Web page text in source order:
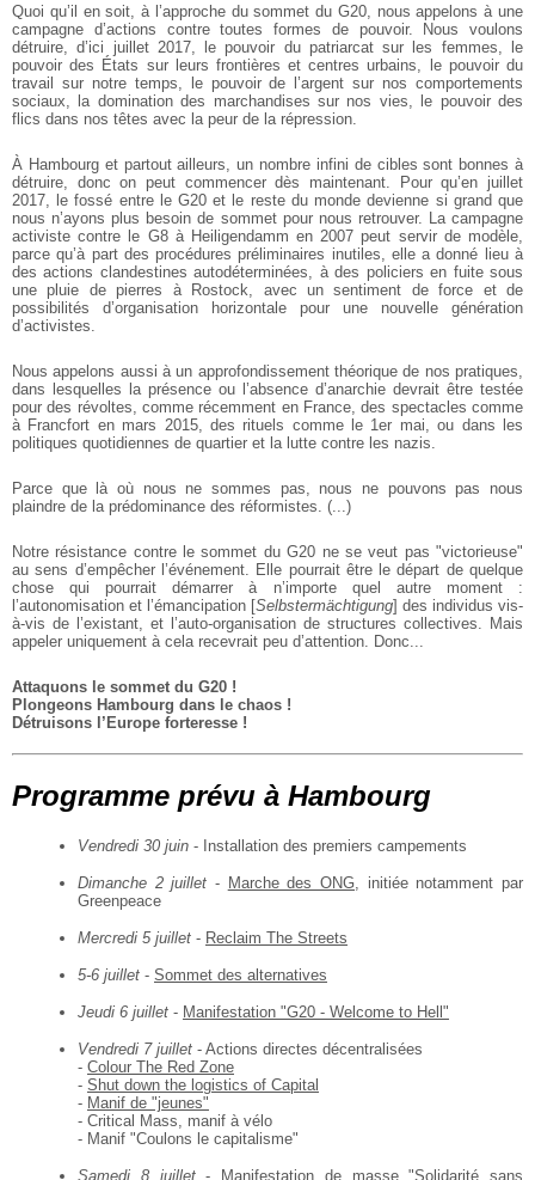
Quoi qu’il en soit, à l’approche du sommet du G20, nous appelons à une
campagne d’actions contre toutes formes de pouvoir. Nous voulons
détruire, d’ici juillet 2017, le pouvoir du patriarcat sur les femmes, le
pouvoir des États sur leurs frontières et centres urbains, le pouvoir du
travail sur notre temps, le pouvoir de l’argent sur nos comportements
sociaux, la domination des marchandises sur nos vies, le pouvoir des
flics dans nos têtes avec la peur de la répression.
À Hambourg et partout ailleurs, un nombre infini de cibles sont bonnes à
détruire, donc on peut commencer dès maintenant. Pour qu’en juillet
2017, le fossé entre le G20 et le reste du monde devienne si grand que
nous n’ayons plus besoin de sommet pour nous retrouver. La campagne
activiste contre le G8 à Heiligendamm en 2007 peut servir de modèle,
parce qu’à part des procédures préliminaires inutiles, elle a donné lieu à
des actions clandestines autodéterminées, à des policiers en fuite sous
une pluie de pierres à Rostock, avec un sentiment de force et de
possibilités d’organisation horizontale pour une nouvelle génération
d’activistes.
Nous appelons aussi à un approfondissement théorique de nos pratiques,
dans lesquelles la présence ou l’absence d’anarchie devrait être testée
pour des révoltes, comme récemment en France, des spectacles comme
à Francfort en mars 2015, des rituels comme le 1er mai, ou dans les
politiques quotidiennes de quartier et la lutte contre les nazis.
Parce que là où nous ne sommes pas, nous ne pouvons pas nous
plaindre de la prédominance des réformistes. (...)
Notre résistance contre le sommet du G20 ne se veut pas "victorieuse"
au sens d’empêcher l’événement. Elle pourrait être le départ de quelque
chose qui pourrait démarrer à n’importe quel autre moment :
l’autonomisation et l’émancipation [Selbstermächtigung] des individus vis-
à-vis de l’existant, et l’auto-organisation de structures collectives. Mais
appeler uniquement à cela recevrait peu d’attention. Donc...
Attaquons le sommet du G20 !
Plongeons Hambourg dans le chaos !
Détruisons l’Europe forteresse !
Programme prévu à Hambourg
Vendredi 30 juin - Installation des premiers campements
Dimanche 2 juillet - Marche des ONG , initiée notamment par
Greenpeace
Mercredi 5 juillet - Reclaim The Streets
5-6 juillet - Sommet des alternatives
Jeudi 6 juillet - Manifestation "G20 - Welcome to Hell"
Vendredi 7 juillet - Actions directes décentralisées
- Colour The Red Zone
- Shut down the logistics of Capital
- Manif de "jeunes"
- Critical Mass, manif à vélo
- Manif "Coulons le capitalisme"
Samedi 8 juillet- Manifestation de masse "Solidarité sans